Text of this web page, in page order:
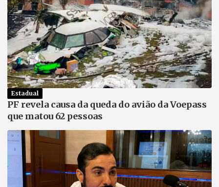
Estadual
PF revela causa da queda do avião da Voepass
que matou 62 pessoas